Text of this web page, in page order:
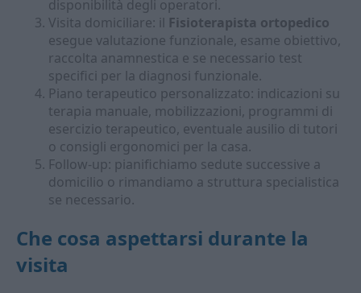
disponibilità degli operatori.
Visita domiciliare: il Fisioterapista ortopedico
esegue valutazione funzionale, esame obiettivo,
raccolta anamnestica e se necessario test
specifici per la diagnosi funzionale.
Piano terapeutico personalizzato: indicazioni su
terapia manuale, mobilizzazioni, programmi di
esercizio terapeutico, eventuale ausilio di tutori
o consigli ergonomici per la casa.
Follow-up: pianifichiamo sedute successive a
domicilio o rimandiamo a struttura specialistica
se necessario.
Che cosa aspettarsi durante la
visita